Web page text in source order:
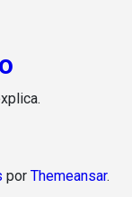
por Themeansar.